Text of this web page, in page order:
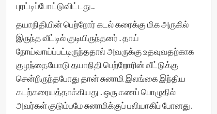
புரட்டிப்போட்டுவிட்டது..
தயாநிதியின் பெற்றோர் கடல் கரைக்கு மிக அருகில்
இருந்த வீட்டில் குடியிருந்தனர் . தாய்
நோய்வாய்ப்பட்டிருந்ததால் அவருக்கு உதவுவதற்காக
குழந்தையோடு தயாநிதி பெற்றோரின் வீட்டுக்கு
சென்றிருந்தபோது தான் சுனாமி இலங்கை இந்திய
கடற்கரையத்தாக்கியது . ஒரு கணப் பொழுதில்
அவர்கள் குடும்பமே சுனாமிக்குப் பலியாகிப் போனது.